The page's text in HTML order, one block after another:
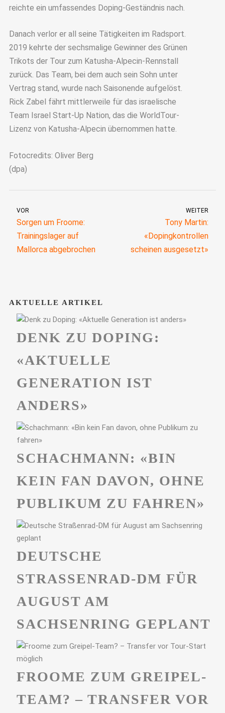
reichte ein umfassendes Doping-Geständnis nach.
Danach verlor er all seine Tätigkeiten im Radsport.
2019 kehrte der sechsmalige Gewinner des Grünen
Trikots der Tour zum Katusha-Alpecin-Rennstall
zurück. Das Team, bei dem auch sein Sohn unter
Vertrag stand, wurde nach Saisonende aufgelöst.
Rick Zabel fährt mittlerweile für das israelische
Team Israel Start-Up Nation, das die WorldTour-
Lizenz von Katusha-Alpecin übernommen hatte.
Fotocredits: Oliver Berg
(dpa)
VOR
Sorgen um Froome:
Trainingslager auf
Mallorca abgebrochen
WEITER
Tony Martin:
«Dopingkontrollen
scheinen ausgesetzt»
AKTUELLE ARTIKEL
DENK ZU DOPING:
«AKTUELLE
GENERATION IST
ANDERS»
SCHACHMANN: «BIN
KEIN FAN DAVON, OHNE
PUBLIKUM ZU FAHREN»
DEUTSCHE
STRASSENRAD-DM FÜR A
UGUST AM S
ACHSENRING GEPLANT
FROOME ZUM GREIPEL-
TEAM? – TRANSFER VOR